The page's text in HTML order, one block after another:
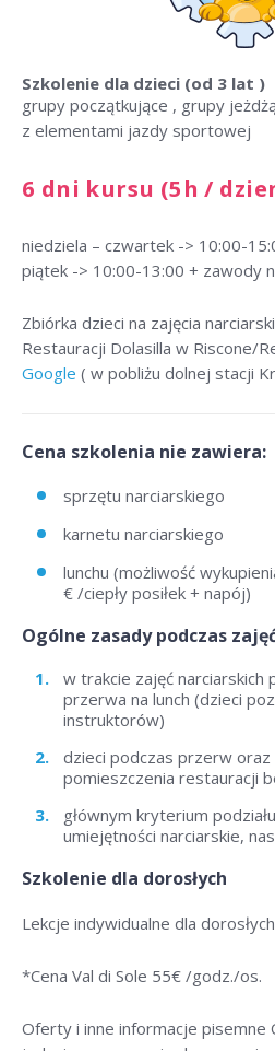
Szkolenie dla dzieci (od 3 lat )
grupy początkujące , grupy
z elementami jazdy sportowej
6 dni kursu (5h /
niedziela – czwartek -> 10:00-
piątek -> 10:00-13:00 + zawody
Zbiórka dzieci na zajęcia
Restauracji Dolasilla w Riscone/
Google ( w pobliżu dolnej stacji
Cena szkolenia nie zawiera:
sprzętu narciarskiego
karnetu narciarskiego
lunchu (możliwość
€ /ciepły posiłek + napój)
Ogólne zasady podczas
w trakcie zajęć narciarskich
przerwa na lunch (dzieci
instruktorów)
dzieci podczas przerw
pomieszczenia restauracji
głównym kryterium
umiejętności narciarskie,
Szkolenie dla dorosłych
Lekcje indywidualne dla
*Cena Val di Sole 55€ /godz./os.
Oferty i inne informacje pisemne